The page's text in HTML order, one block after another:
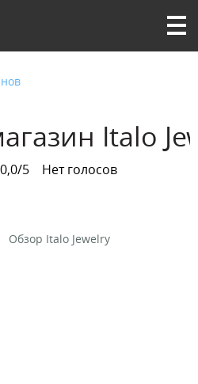
Italo
0,0/5 Нет голосов
Обзор Italo Jewelry